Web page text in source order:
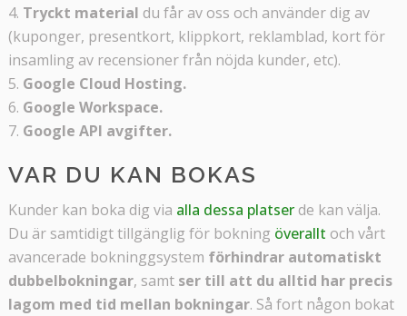
Tryckt material du får av oss och använder dig av
(kuponger, presentkort, klippkort, reklamblad, kort för
insamling av recensioner från nöjda kunder, etc).
Google Cloud Hosting.
Google Workspace.
Google API avgifter.
VAR DU KAN BOKAS
Kunder kan boka dig via alla dessa platserde kan välja.
Du är samtidigt tillgänglig för bokning överallt och vårt
avancerade bokninggsystem förhindrar automatiskt
dubbelbokningar, samt ser till att du alltid har precis
lagom med tid mellan bokningar. Så fort någon bokat